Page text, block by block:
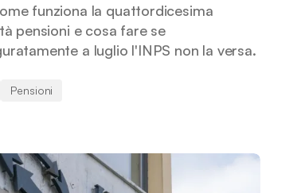
funziona la quattordicesima
pensioni e cosa fare se
a luglio l'INPS non la versa.
Pensioni